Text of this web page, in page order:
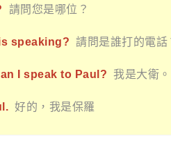
請問您是哪位？
speaking? 請問是誰打的電話
I speak to Paul? 我是大衛
好的，我是保羅